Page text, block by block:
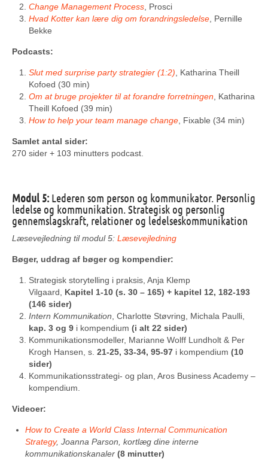
Change Management Process , Prosci
Hvad Kotter kan lære dig om forandringsledelse , Pernille
Bekke
Podcasts:
Slut med surprise party strategier (1:2) , Katharina Theill
Kofoed (30 min)
Om at bruge projekter til at forandre forretningen , Katharina
Theill Kofoed (39 min)
How to help your team manage change , Fixable (34 min)
Samlet antal sider:
270 sider + 103 minutters podcast.
Modul 5: Lederen som person og kommunikator. Personlig
ledelse og kommunikation. Strategisk og personlig
gennemslagskraft, relationer og ledelseskommunikation
Læsevejledning til modul 5: Læsevejledning
​​​​Bøger, uddrag af bøger og kompendier:
Strategisk storytelling i praksis, Anja Klemp
Vilgaard, Kapitel 1-10 (s. 30 – 165) + kapitel 12, 182-193
(146 sider)
Intern Kommunikation , Charlotte Støvring, Michala Paulli,
kap. 3 og 9 i kompendium (i alt 22 sider)
Kommunikationsmodeller, Marianne Wolff Lundholt & Per
Krogh Hansen, s. 21-25, 33-34, 95-97 i kompendium (10
sider)
Kommunikationsstrategi- og plan, Aros Business Academy –
kompendium.
Videoer:
How to Create a World Class Internal Communication
Strategy, Joanna Parson, kortlæg dine interne
kommunikationskanaler (8 minutter)